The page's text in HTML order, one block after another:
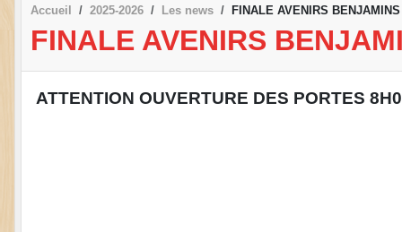
Accueil 2025-2026 Les news FINALE AVENIRS
FINALE AVENIRS
ATTENTION OUVERTURE DES PORTES